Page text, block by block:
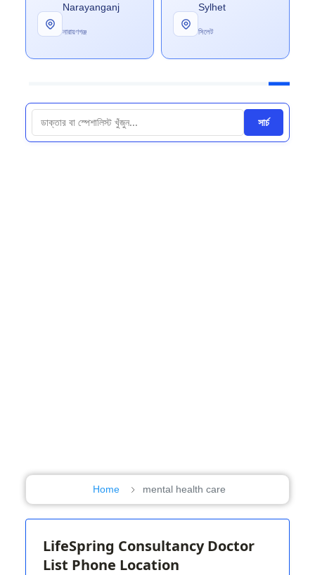
Narayanganj
নারায়ণগঞ্জ
Sylhet
সিলেট
সার্চ
Home mental health care
LifeSpring Consultancy Doctor
List Phone Location